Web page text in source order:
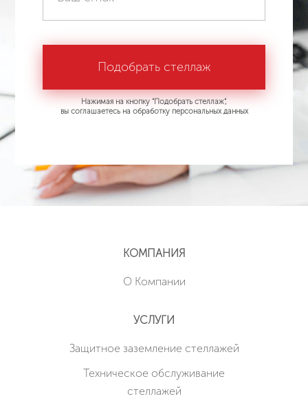
Нажимая на кнопку "Подобрать стеллаж",
вы соглашаетесь на обработку персональных данных
КОМПАНИЯ
О Компании
УСЛУГИ
Защитное заземление стеллажей
Техническое обслуживание
стеллажей